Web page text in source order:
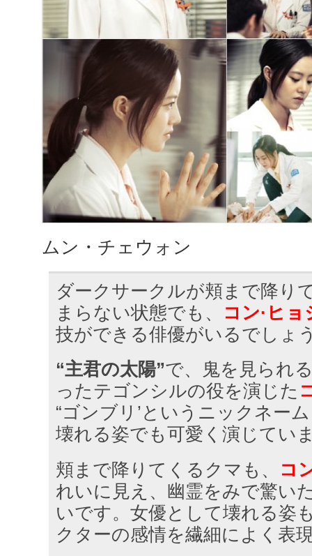
ムン・チェウォン
ダークサークルが頬まで降り
まらない状態でも、
コン·ヒョ
技ができる俳優がいるでしょ
“主君の太陽”で、鬼を見られ
ったテゴンシルの役を演じた
“ゴンブリ’というニックネー
壊れる姿でも可愛く演じてい
頬まで降りてくるクマも、
コ
れいに見え、幽霊をみで驚い
いです。女優として壊れる姿
クターの感情を繊細によく表